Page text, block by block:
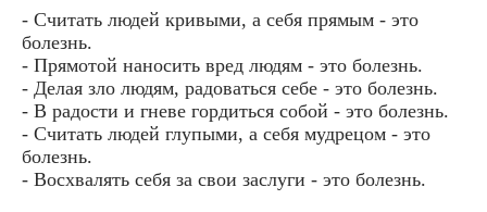
- Считать людей кривыми, а себя прямым - это
болезнь.
- Прямотой наносить вред людям - это болезнь.
- Делая зло людям, радоваться себе - это болезнь.
- В радости и гневе гордиться собой - это болезнь.
- Считать людей глупыми, а себя мудрецом - это
болезнь.
- Восхвалять себя за свои заслуги - это болезнь.